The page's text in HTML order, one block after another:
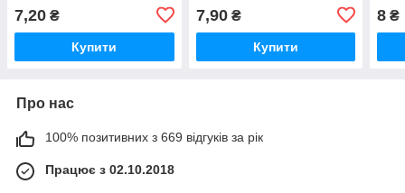
7,20 ₴
Купити
7,90₴
Купити
8 ₴
Про нас
100% позитивних з 669 відгуків за рік
Працює з 02.10.2018